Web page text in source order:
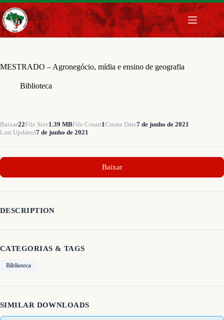
Pular
para
o
conteúdo
MESTRADO – Agronegócio, mídia e ensino de geografia
Biblioteca
Baixar22File Size1.39 MBFile Count1Create Date7 de junho de 2021
Last Updated7 de junho de 2021
Baixar
DESCRIPTION
CATEGORIAS & TAGS
Biblioteca
SIMILAR DOWNLOADS